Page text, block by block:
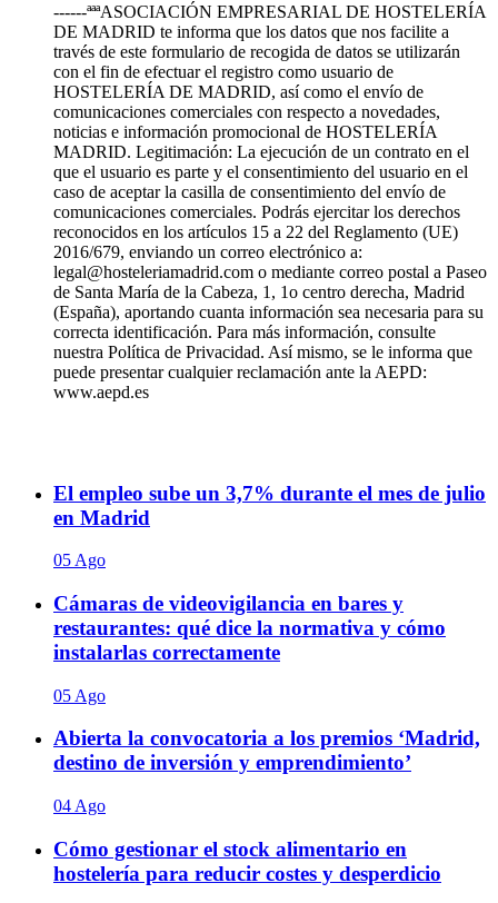
------ªªªASOCIACIÓN EMPRESARIAL DE HOSTELERÍA
DE MADRID te informa que los datos que nos facilite a
través de este formulario de recogida de datos se utilizarán
con el fin de efectuar el registro como usuario de
HOSTELERÍA DE MADRID, así como el envío de
comunicaciones comerciales con respecto a novedades,
noticias e información promocional de HOSTELERÍA
MADRID. Legitimación: La ejecución de un contrato en el
que el usuario es parte y el consentimiento del usuario en el
caso de aceptar la casilla de consentimiento del envío de
comunicaciones comerciales. Podrás ejercitar los derechos
reconocidos en los artículos 15 a 22 del Reglamento (UE)
2016/679, enviando un correo electrónico a:
legal@hosteleriamadrid.com o mediante correo postal a Paseo
de Santa María de la Cabeza, 1, 1o centro derecha, Madrid
(España), aportando cuanta información sea necesaria para su
correcta identificación. Para más información, consulte
nuestra Política de Privacidad. Así mismo, se le informa que
puede presentar cualquier reclamación ante la AEPD:
www.aepd.es
El empleo sube un 3,7% durante el mes de julio
en Madrid
05 Ago
Cámaras de videovigilancia en bares y
restaurantes: qué dice la normativa y cómo
instalarlas correctamente
05 Ago
Abierta la convocatoria a los premios ‘Madrid,
destino de inversión y emprendimiento’
04 Ago
Cómo gestionar el stock alimentario en
hostelería para reducir costes y desperdicio